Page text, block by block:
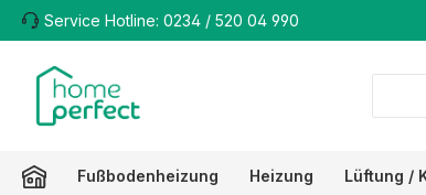
Hauptinhalt springen
Zur Suche springen
Zur Hauptnavigation springen
Service Hotline: 0234 / 520 04 990
Fußbodenheizung Heizung Lüftung /